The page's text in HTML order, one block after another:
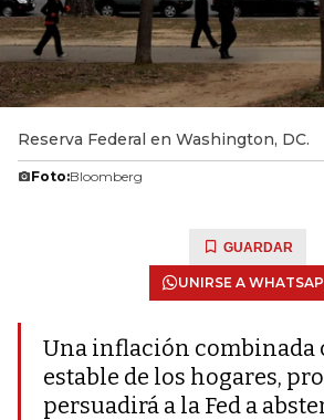
Reserva Federal en Washington, DC.
Foto:Bloomberg
GUARDAR
UNIRSE A
Una inflación combinada
estable de los hogares,
persuadirá a la Fed a